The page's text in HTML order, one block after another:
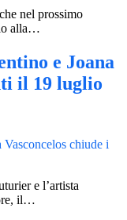
nel prossimo
alla…
e Joana
il 19 luglio
e l’artista
il…